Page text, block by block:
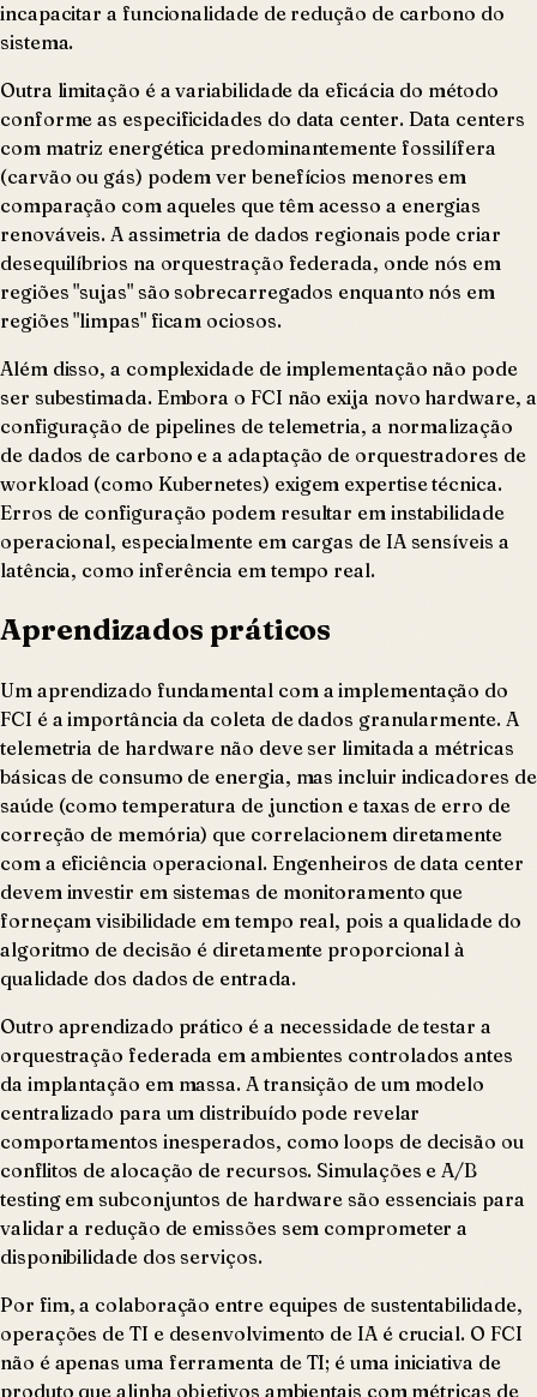
incapacitar a funcionalidade de redução de carbono do
sistema.
Outra limitação é a variabilidade da eficácia do método
conforme as especificidades do data center. Data centers
com matriz energética predominantemente fossilífera
(carvão ou gás) podem ver benefícios menores em
comparação com aqueles que têm acesso a energias
renováveis. A assimetria de dados regionais pode criar
desequilíbrios na orquestração federada, onde nós em
regiões "sujas" são sobrecarregados enquanto nós em
regiões "limpas" ficam ociosos.
Além disso, a complexidade de implementação não pode
ser subestimada. Embora o FCI não exija novo hardware, a
configuração de pipelines de telemetria, a normalização
de dados de carbono e a adaptação de orquestradores de
workload (como Kubernetes) exigem expertise técnica.
Erros de configuração podem resultar em instabilidade
operacional, especialmente em cargas de IA sensíveis a
latência, como inferência em tempo real.
Aprendizados práticos
Um aprendizado fundamental com a implementação do
FCI é a importância da coleta de dados granularmente. A
telemetria de hardware não deve ser limitada a métricas
básicas de consumo de energia, mas incluir indicadores de
saúde (como temperatura de junction e taxas de erro de
correção de memória) que correlacionem diretamente
com a eficiência operacional. Engenheiros de data center
devem investir em sistemas de monitoramento que
forneçam visibilidade em tempo real, pois a qualidade do
algoritmo de decisão é diretamente proporcional à
qualidade dos dados de entrada.
Outro aprendizado prático é a necessidade de testar a
orquestração federada em ambientes controlados antes
da implantação em massa. A transição de um modelo
centralizado para um distribuído pode revelar
comportamentos inesperados, como loops de decisão ou
conflitos de alocação de recursos. Simulações e A/B
testing em subconjuntos de hardware são essenciais para
validar a redução de emissões sem comprometer a
disponibilidade dos serviços.
Por fim, a colaboração entre equipes de sustentabilidade,
operações de TI e desenvolvimento de IA é crucial. O FCI
não é apenas uma ferramenta de TI; é uma iniciativa de
produto que alinha objetivos ambientais com métricas de